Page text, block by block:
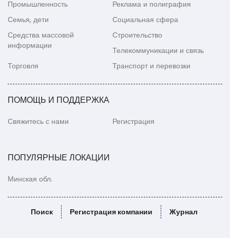
Промышленность
Реклама и полиграфия
Семья, дети
Социальная сфера
Средства массовой
информации
Строительство
Телекоммуникации и связь
Торговля
Транспорт и перевозки
ПОМОЩЬ И ПОДДЕРЖКА
Свяжитесь с нами Регистрация
ПОПУЛЯРНЫЕ ЛОКАЦИИ
Минская обл.
Поиск Регистрация компании Журнал